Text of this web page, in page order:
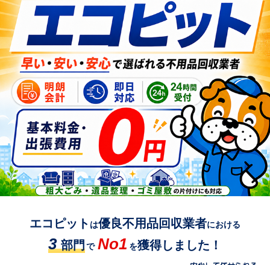
エコピット は優良不用品回収業者における
3 部門 で No1 を獲得しました！